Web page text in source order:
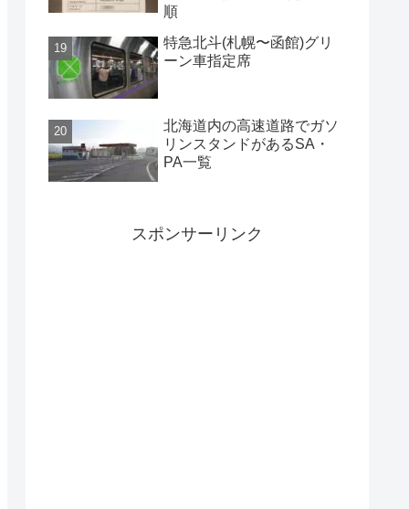
順
特急北斗(札幌〜函館)グリ
ーン車指定席
北海道内の高速道路でガソ
リンスタンドがあるSA・
PA一覧
スポンサーリンク